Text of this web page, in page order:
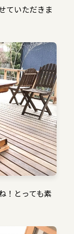
ていただきま
！とっても素